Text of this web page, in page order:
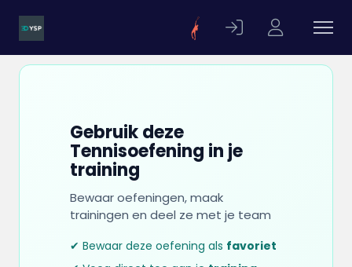
Gebruik deze
Tennisoefening in je
training
Bewaar oefeningen, maak
trainingen en deel ze met je team
✔ Bewaar deze oefening als favoriet